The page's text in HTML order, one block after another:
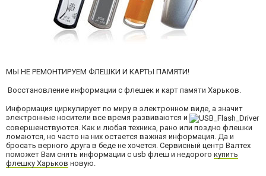
МЫ НЕ РЕМОНТИРУЕМ ФЛЕШКИ И КАРТЫ ПАМЯТИ!
Восстановление информации с флешек и карт памяти Харьков.
Информация циркулирует по миру в электронном виде, а значит
электронные носители все время развиваются и
совершенствуются. Как и любая техника, рано или поздно флешки
ломаются, но часто на них остается важная информация. Да и
бросать верного друга в беде не хочется. Сервисный центр Валтех
поможет Вам снять информации с usb флеш и недорого купить
флешку Харьков новую.